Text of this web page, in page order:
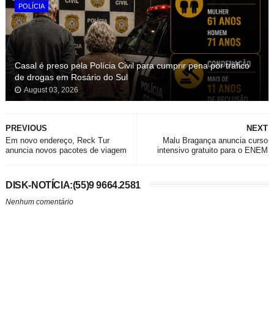
POLÍCIA
Casal é preso pela Polícia Civil para cumprir pena por tráfico
de drogas em Rosário do Sul
August 03, 2026
NEXT
Malu Bragança anuncia curso
intensivo gratuito para o ENEM
PREVIOUS
Em novo endereço, Reck Tur
anuncia novos pacotes de viagem
DISK-NOTÍCIA:(55)9 9664.2581
Nenhum comentário